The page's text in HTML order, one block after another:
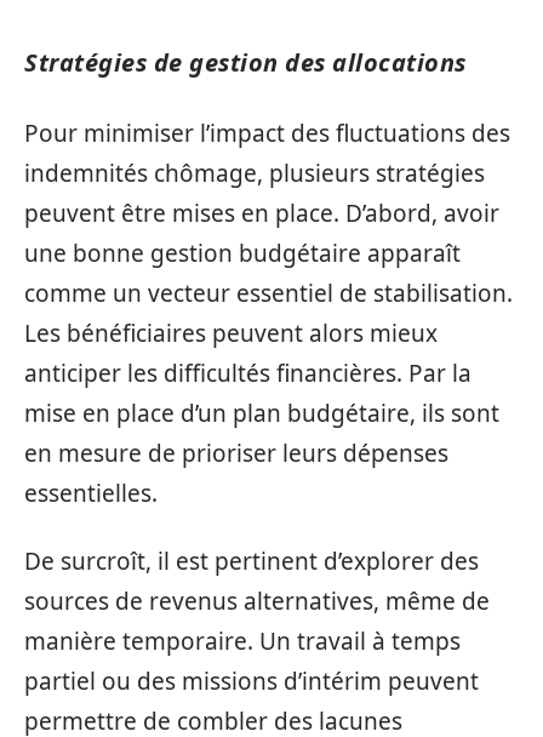
Stratégies de gestion des allocations
Pour minimiser l’impact des fluctuations des
indemnités chômage, plusieurs stratégies
peuvent être mises en place. D’abord, avoir
une bonne gestion budgétaire apparaît
comme un vecteur essentiel de stabilisation.
Les bénéficiaires peuvent alors mieux
anticiper les difficultés financières. Par la
mise en place d’un plan budgétaire, ils sont
en mesure de prioriser leurs dépenses
essentielles.
De surcroît, il est pertinent d’explorer des
sources de revenus alternatives, même de
manière temporaire. Un travail à temps
partiel ou des missions d’intérim peuvent
permettre de combler des lacunes